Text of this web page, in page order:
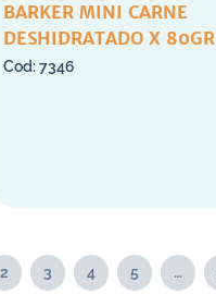
BARKER MINI CARNE
DESHIDRATADO X 80GR
7346
2 3 4 5 …